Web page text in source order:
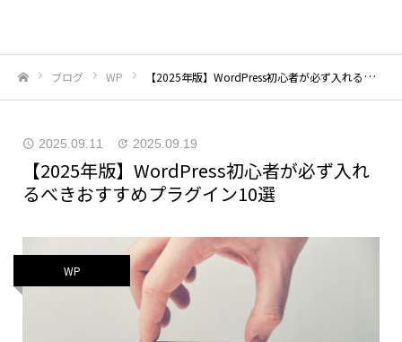
ブログ WP 【2025年版】WordPress初心者が必ず入れるべきおすすめプラグイン10選
2025.09.11 2025.09.19
【2025年版】WordPress初心者が必ず入れ
るべきおすすめプラグイン10選
WP